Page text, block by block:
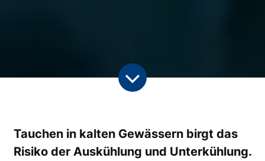
Tauchen in kalten Gewässern birgt das
Risiko der Auskühlung und Unterkühlung.